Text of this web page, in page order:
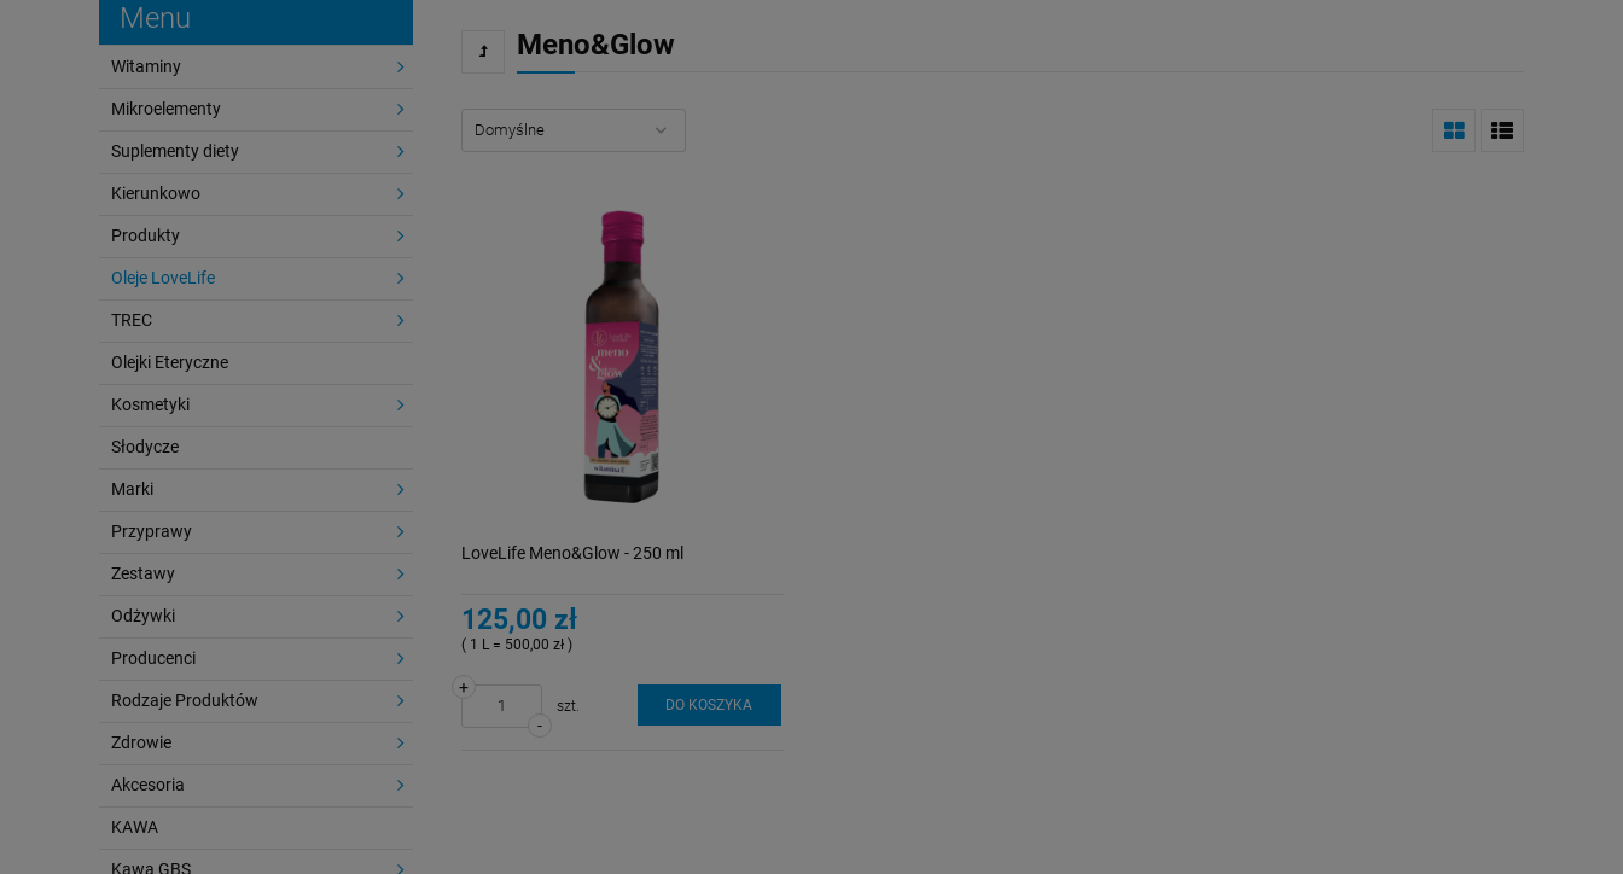
Menu
Witaminy
Mikroelementy
Suplementy diety
Kierunkowo
Produkty
Oleje LoveLife
TREC
Olejki Eteryczne
Kosmetyki
Słodycze
Marki
Przyprawy
Zestawy
Odżywki
Producenci
Rodzaje Produktów
Zdrowie
Akcesoria
KAWA
Kawa GBS
Meno&Glow
LoveLife Meno&Glow - 250 ml
125,00 zł
( 1 L = 500,00 zł )
-
+
szt. DO KOSZYKA